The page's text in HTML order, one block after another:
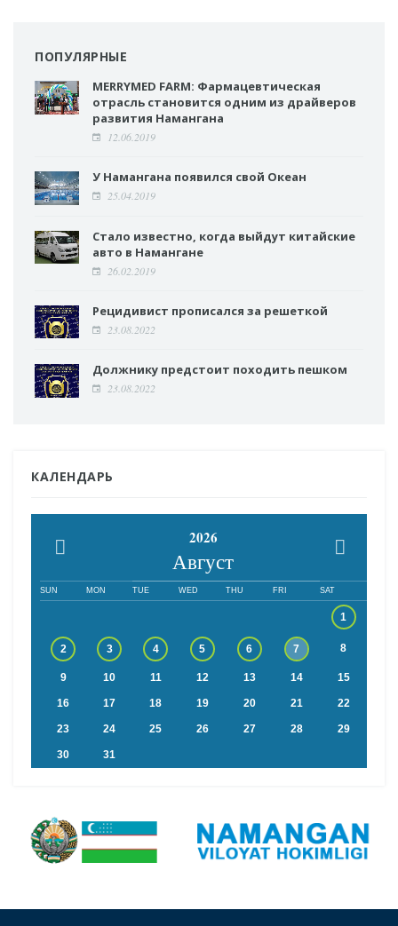
ПОПУЛЯРНЫЕ
MERRYMED FARM: Фармацевтическая
отрасль становится одним из драйверов
развития Намангана
12.06.2019
У Намангана появился свой Океан
25.04.2019
Стало известно, когда выйдут китайские
авто в Намангане
26.02.2019
Рецидивист прописался за решеткой
23.08.2022
Должнику предстоит походить пешком
23.08.2022
КАЛЕНДАРЬ
2026
Август
SUN MON TUE WED THU FRI SAT
1
2 3 4 5 6 7 8
9 10 11 12 13 14 15
16 17 18 19 20 21 22
23 24 25 26 27 28 29
30 31